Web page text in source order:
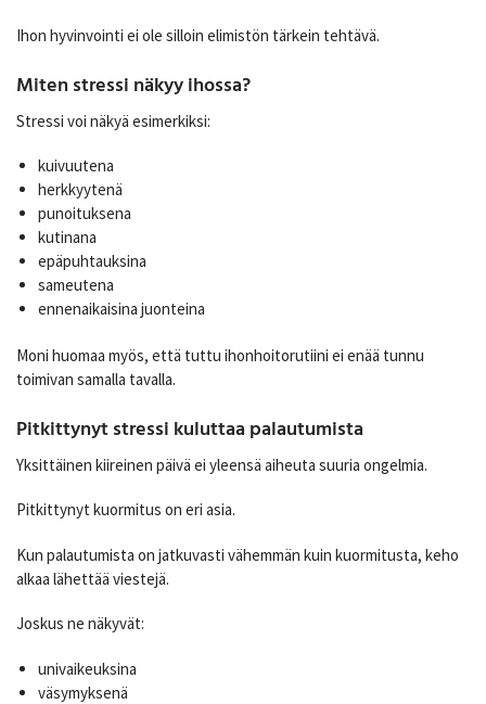
Ihon hyvinvointi ei ole silloin elimistön tärkein tehtävä.
Miten stressi näkyy ihossa?
Stressi voi näkyä esimerkiksi:
kuivuutena
herkkyytenä
punoituksena
kutinana
epäpuhtauksina
sameutena
ennenaikaisina juonteina
Moni huomaa myös, että tuttu ihonhoitorutiini ei enää tunnu
toimivan samalla tavalla.
Pitkittynyt stressi kuluttaa palautumista
Yksittäinen kiireinen päivä ei yleensä aiheuta suuria ongelmia.
Pitkittynyt kuormitus on eri asia.
Kun palautumista on jatkuvasti vähemmän kuin kuormitusta, keho
alkaa lähettää viestejä.
Joskus ne näkyvät:
univaikeuksina
väsymyksenä